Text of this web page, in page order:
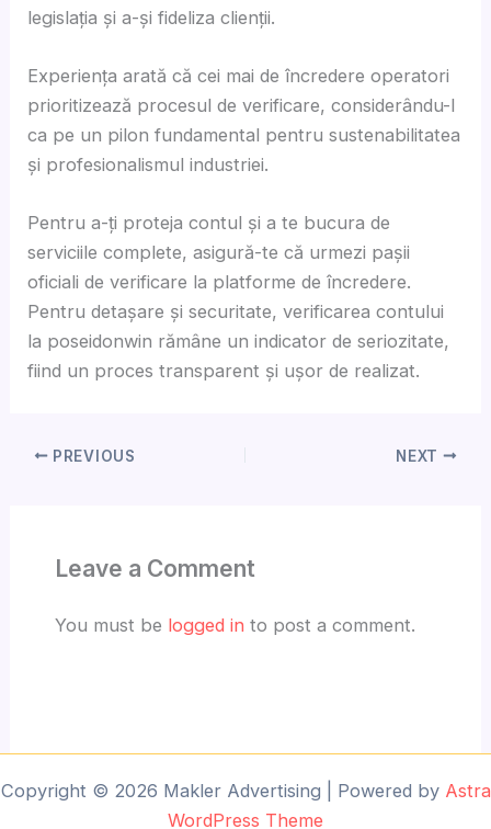
legislația și a-și fideliza clienții.
Experiența arată că cei mai de încredere operatori
prioritizează procesul de verificare, considerându-l
ca pe un pilon fundamental pentru sustenabilitatea
și profesionalismul industriei.
Pentru a-ți proteja contul și a te bucura de
serviciile complete, asigură-te că urmezi pașii
oficiali de verificare la platforme de încredere.
Pentru detașare și securitate, verificarea contului
la poseidonwin rămâne un indicator de seriozitate,
fiind un proces transparent și ușor de realizat.
PREVIOUS NEXT
Leave a Comment
You must be logged in to post a comment.
Copyright © 2026 Makler Advertising | Powered by Astra
WordPress Theme